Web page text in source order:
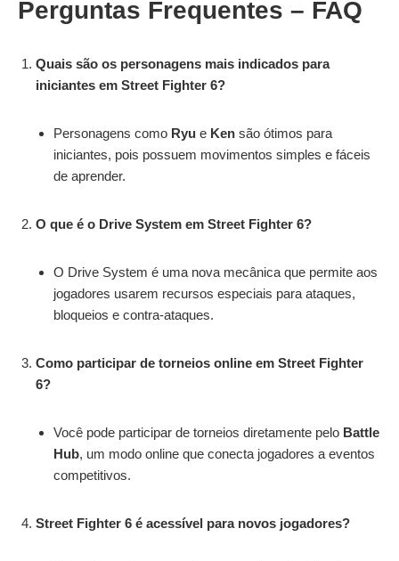
Perguntas Frequentes – FAQ
Quais são os personagens mais indicados para
iniciantes em Street Fighter 6?
Personagens como Ryu e Ken são ótimos para
iniciantes, pois possuem movimentos simples e fáceis
de aprender.
O que é o Drive System em Street Fighter 6?
O Drive System é uma nova mecânica que permite aos
jogadores usarem recursos especiais para ataques,
bloqueios e contra-ataques.
Como participar de torneios online em Street Fighter
6?
Você pode participar de torneios diretamente pelo Battle
Hub, um modo online que conecta jogadores a eventos
competitivos.
Street Fighter 6 é acessível para novos jogadores?